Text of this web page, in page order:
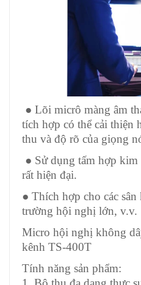
● Lõi micrô màng âm
tích hợp có thể cải thiện
thu và độ rõ của giọng
● Sử dụng tấm hợp
rất hiện đại.
● Thích hợp cho các
trường hội nghị lớn, v.v.
Micro hội nghị không
kênh TS-400T
Tính năng sản phẩm: